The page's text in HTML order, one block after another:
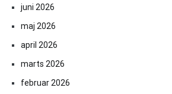
juni 2026
maj 2026
april 2026
marts 2026
februar 2026